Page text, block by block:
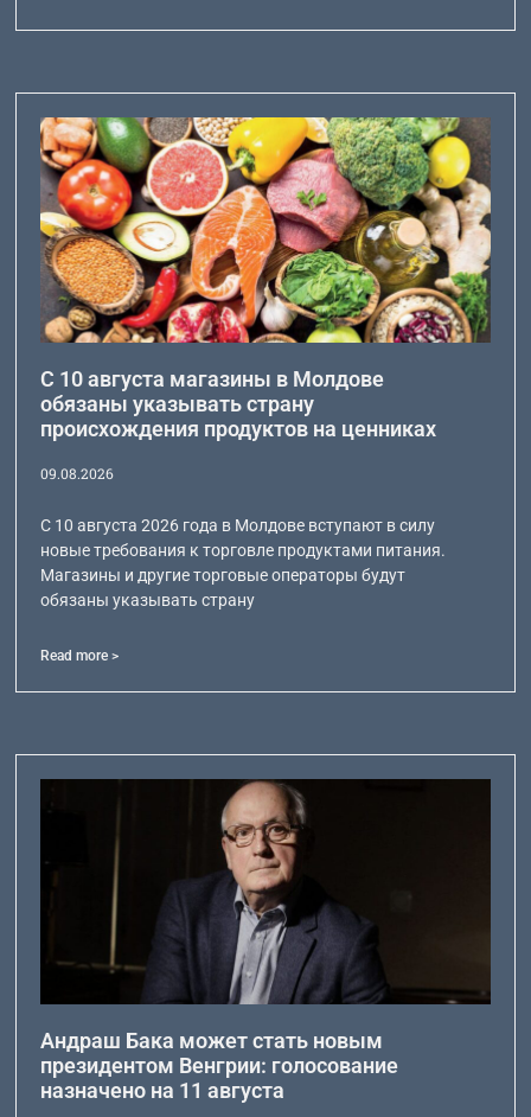
С 10 августа магазины в Молдове
обязаны указывать страну
происхождения продуктов на ценниках
09.08.2026
С 10 августа 2026 года в Молдове вступают в силу
новые требования к торговле продуктами питания.
Магазины и другие торговые операторы будут
обязаны указывать страну
Read more >
Андраш Бака может стать новым
президентом Венгрии: голосование
назначено на 11 августа